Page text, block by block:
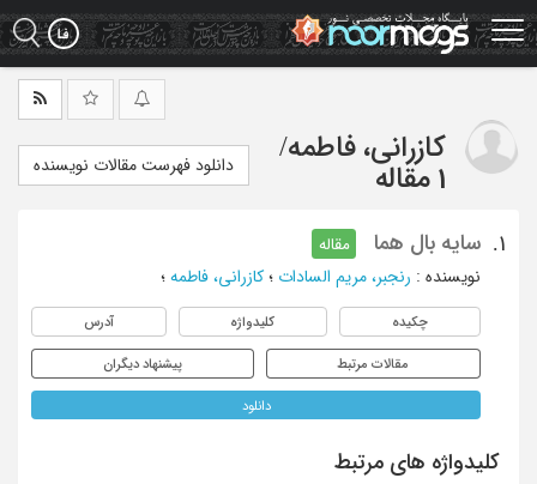
Skip
to
main
کازرانی، فاطمه/
1 مقاله
دانلود فهرست مقالات نویسنده
1. سایه بال هما
مقاله
نویسنده : رنجبر، مریم السادات ؛ کازرانی، فاطمه ؛
چکیده کلیدواژه آدرس
مقالات مرتبط پیشنهاد دیگران
دانلود
کلیدواژه های مرتبط